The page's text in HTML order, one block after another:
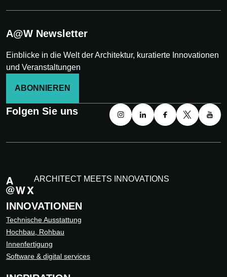
A@W Newsletter
Einblicke in die Welt der Architektur, kuratierte Innovationen
und Veranstaltungen
ABONNIEREN
Folgen Sie uns
ARCHITECT MEETS INNOVATIONS
INNOVATIONEN
Technische Ausstattung
Hochbau, Rohbau
Innenfertigung
Software & digital services